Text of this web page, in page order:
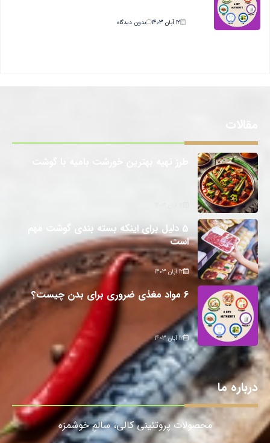
12 آبان 1403 بدون دیدگاه
5 دلیل برای اینکه بسته بندی گوشت مهم
است
12 آبان 1403
6 مواد مغذی ضروری برای بدن چیست؟
12 آبان 1403
درباره ما
محصولات پروتئینی کالی، سالمِ خوشمزه